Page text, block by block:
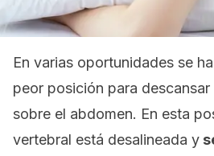
En varias oportunidades se
peor posición para
sobre el abdomen. En esta
vertebral está desalineada y